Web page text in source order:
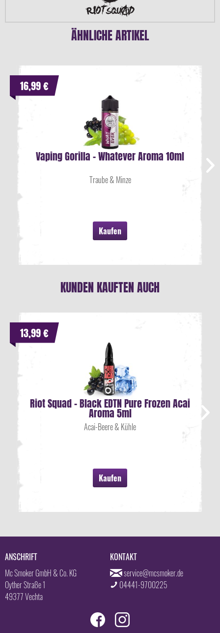
ÄHNLICHE ARTIKEL
Vaping Gorilla - Whatever Aroma 10ml
Traube & Minze
Kaufen
16,99 €
KUNDEN KAUFTEN AUCH
Riot Squad - Black EDTN Pure Frozen Acai
Aroma 5ml
Acai-Beere & Kühle
Kaufen
13,99 €
ANSCHRIFT
Mc Smoker GmbH & Co. KG
Oyther Straße 1
49377 Vechta
KONTAKT
service@mcsmoker.de
04441-9700225